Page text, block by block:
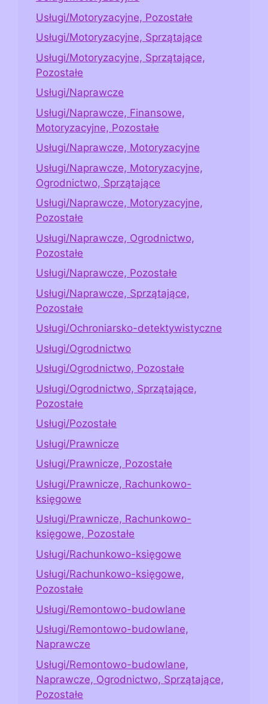
Usługi/Motoryzacyjne, Pozostałe
Usługi/Motoryzacyjne, Sprzątające
Usługi/Motoryzacyjne, Sprzątające,
Pozostałe
Usługi/Naprawcze
Usługi/Naprawcze, Finansowe,
Motoryzacyjne, Pozostałe
Usługi/Naprawcze, Motoryzacyjne
Usługi/Naprawcze, Motoryzacyjne,
Ogrodnictwo, Sprzątające
Usługi/Naprawcze, Motoryzacyjne,
Pozostałe
Usługi/Naprawcze, Ogrodnictwo,
Pozostałe
Usługi/Naprawcze, Pozostałe
Usługi/Naprawcze, Sprzątające,
Pozostałe
Usługi/Ochroniarsko-detektywistyczne
Usługi/Ogrodnictwo
Usługi/Ogrodnictwo, Pozostałe
Usługi/Ogrodnictwo, Sprzątające,
Pozostałe
Usługi/Pozostałe
Usługi/Prawnicze
Usługi/Prawnicze, Pozostałe
Usługi/Prawnicze, Rachunkowo-
księgowe
Usługi/Prawnicze, Rachunkowo-
księgowe, Pozostałe
Usługi/Rachunkowo-księgowe
Usługi/Rachunkowo-księgowe,
Pozostałe
Usługi/Remontowo-budowlane
Usługi/Remontowo-budowlane,
Naprawcze
Usługi/Remontowo-budowlane,
Naprawcze, Ogrodnictwo, Sprzątające,
Pozostałe